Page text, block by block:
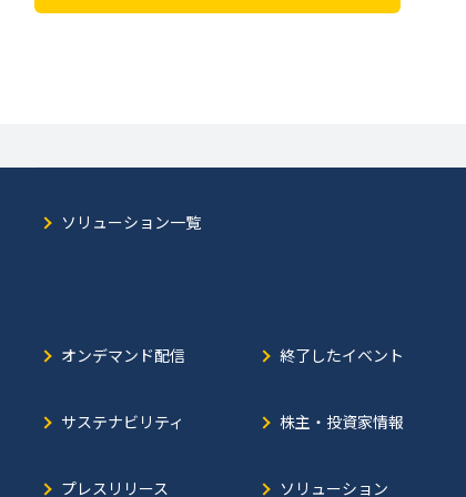
ソリューション一覧
オンデマンド配信 終了したイベント
サステナビリティ 株主・投資家情報
プレスリリース ソリューション